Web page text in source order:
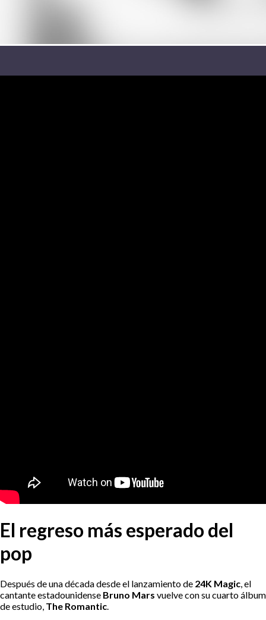
El regreso más esperado del
pop
Después de una década desde el lanzamiento de 24K Magic , el
cantante estadounidense Bruno Mars vuelve con su cuarto álbum
de estudio, The Romantic